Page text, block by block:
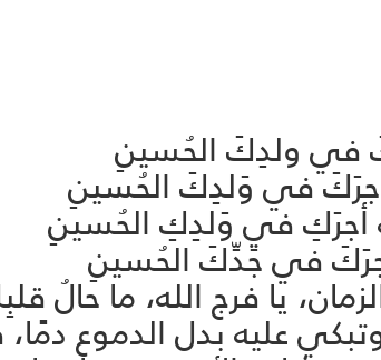
في ولدِكَ الحُسينِ
أجرَكَ في وَلدِكَ الحُسينِ
أجرَكِ في وَلدِكِ الحُسينِ
في جَدِّكَ الحُسينِ
يا فرج الله، ما حالُ
عليه بدل الدموع